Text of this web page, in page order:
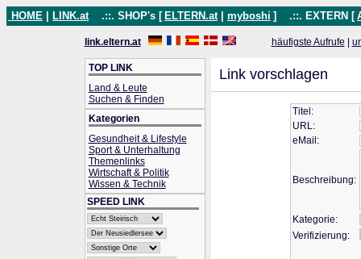
HOME LINK.at .::. SHOP's [ ELTERN.at myboshi ] .::. EXTERN [
link.eltern.at häufigste Aufrufe
TOP LINK
Land & Leute
Suchen & Finden
Kategorien
Gesundheit & Lifestyle
Sport & Unterhaltung
Themenlinks
Wirtschaft & Politik
Wissen & Technik
SPEED LINK
Link vorschlagen
Titel:
URL:
eMail:
Beschreibung:
Kategorie:
Verifizierung: